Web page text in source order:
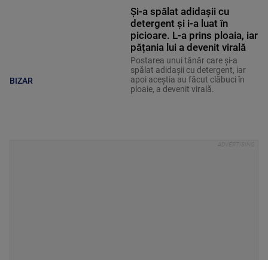
BIZAR
Și-a spălat adidașii cu
detergent și i-a luat în
picioare. L-a prins ploaia, iar
pățania lui a devenit virală
Postarea unui tânăr care și-a
spălat adidașii cu detergent, iar
apoi aceștia au făcut clăbuci în
ploaie, a devenit virală.